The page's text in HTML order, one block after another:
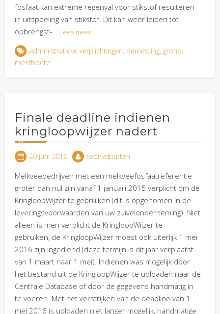
fosfaat kan extreme regenval voor stikstof resulteren
in uitspoeling van stikstof. Dit kan weer leiden tot
opbrengst-… Lees meer
administratieve verplichtingen, bemesting, grond,
mestboete
Finale deadline indienen
kringloopwijzer nadert
20 juni 2016 toonvdputten
Melkveebedrijven met een melkveefosfaatreferentie
groter dan nul zijn vanaf 1 januari 2015 verplicht om de
KringloopWijzer te gebruiken (dit is opgenomen in de
leveringsvoorwaarden van uw zuivelonderneming). Niet
alleen is men verplicht de KringloopWijzer te
gebruiken, de KringloopWijzer moest ook uiterlijk 1 mei
2016 zijn ingediend (deze termijn is dit jaar verplaatst
van 1 maart naar 1 mei). Indienen was mogelijk door
het bestand uit de KringloopWijzer te uploaden naar de
Centrale Database of door de gegevens handmatig in
te voeren. Met het verstrijken van de deadline van 1
mei 2016 is uploaden niet langer mogelijk, handmatige